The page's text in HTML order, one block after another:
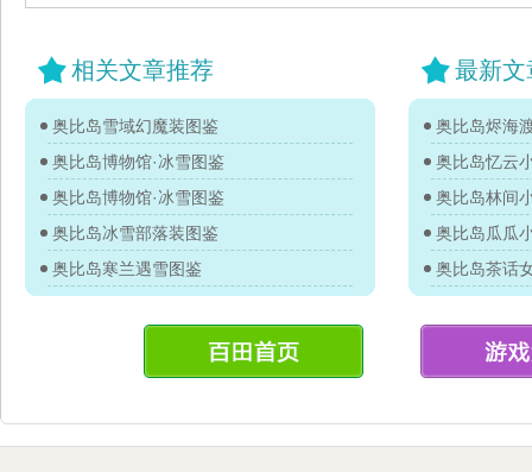
相关文章推荐
奥比岛雪域幻魔装图鉴
奥比岛博物馆·冰雪图鉴
奥比岛博物馆·冰雪图鉴
奥比岛冰雪部落装图鉴
奥比岛寒兰遇雪图鉴
最新文
奥比岛烬海
奥比岛忆云
奥比岛林间
奥比岛瓜瓜
奥比岛茶话